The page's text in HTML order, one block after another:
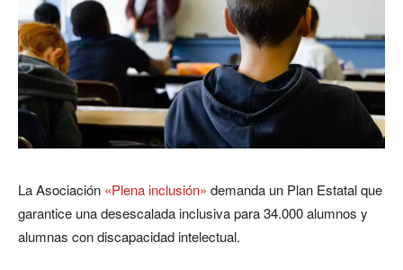
La Asociación «Plena inclusión» demanda un Plan Estatal que
garantice una desescalada inclusiva para 34.000 alumnos y
alumnas con discapacidad intelectual.